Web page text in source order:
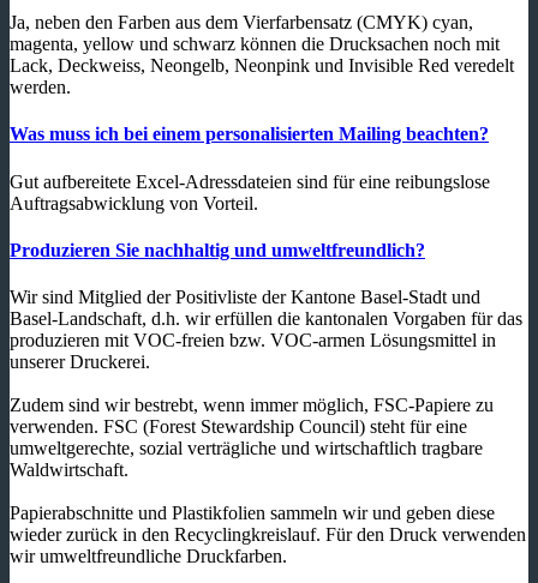
Ja, neben den Farben aus dem Vierfarbensatz (CMYK) cyan,
magenta, yellow und schwarz können die Drucksachen noch mit
Lack, Deckweiss, Neongelb, Neonpink und Invisible Red veredelt
werden.
Was muss ich bei einem personalisierten Mailing beachten?
Gut aufbereitete Excel-Adressdateien sind für eine reibungslose
Auftragsabwicklung von Vorteil.
Produzieren Sie nachhaltig und umweltfreundlich?
Wir sind Mitglied der Positivliste der Kantone Basel-Stadt und
Basel-Landschaft, d.h. wir erfüllen die kantonalen Vorgaben für das
produzieren mit VOC-freien bzw. VOC-armen Lösungsmittel in
unserer Druckerei.
Zudem sind wir bestrebt, wenn immer möglich, FSC-Papiere zu
verwenden. FSC (Forest Stewardship Council) steht für eine
umweltgerechte, sozial verträgliche und wirtschaftlich tragbare
Waldwirtschaft.
Papierabschnitte und Plastikfolien sammeln wir und geben diese
wieder zurück in den Recyclingkreislauf. Für den Druck verwenden
wir umweltfreundliche Druckfarben.